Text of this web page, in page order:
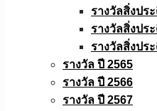
รางวัลสิ่งปร
รางวัลสิ่งปร
รางวัลสิ่งปร
รางวัล ปี 2565
รางวัล ปี 2566
รางวัล ปี 2567